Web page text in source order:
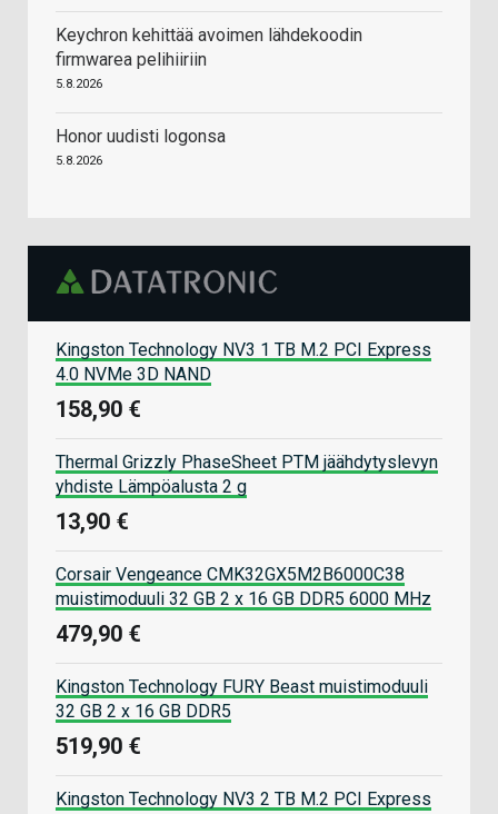
Keychron kehittää avoimen lähdekoodin
firmwarea pelihiiriin
5.8.2026
Honor uudisti logonsa
5.8.2026
Kingston Technology NV3 1 TB M.2 PCI Express
4.0 NVMe 3D NAND
158,90 €
Thermal Grizzly PhaseSheet PTM jäähdytyslevyn
yhdiste Lämpöalusta 2 g
13,90 €
Corsair Vengeance CMK32GX5M2B6000C38
muistimoduuli 32 GB 2 x 16 GB DDR5 6000 MHz
479,90 €
Kingston Technology FURY Beast muistimoduuli
32 GB 2 x 16 GB DDR5
519,90 €
Kingston Technology NV3 2 TB M.2 PCI Express